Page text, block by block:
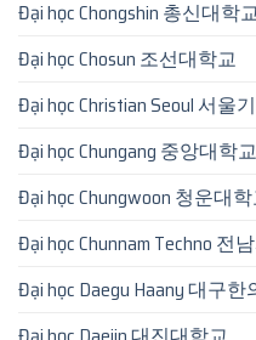
Đại học Chongshin 총신대학
Đại học Chosun 조선대학교
Đại học Christian Seoul 서울
Đại học Chungang 중앙대학교
Đại học Chungwoon 청운대
Đại học Chunnam Techno 전
Đại học Daegu Haany 대구